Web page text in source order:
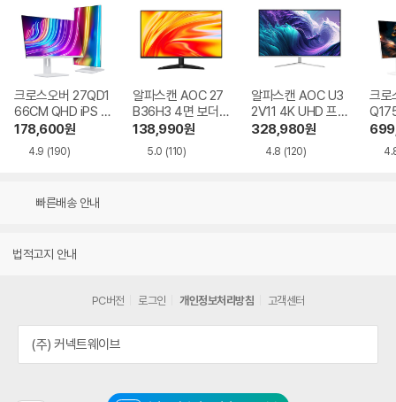
크로스오버 27QD1
66CM QHD iPS U
SB-C 화이트 Ai 멀
티스탠드
178,600원
4.9 (190)
알파스캔 AOC 27
B36H3 4면 보더리
스 IPS 120 시력보
호 무결점
138,990원
5.0 (110)
알파스캔 AOC U3
2V11 4K UHD 프리
싱크 HDR 시력보호
무결점
328,980원
4.8 (120)
크로
Ai
빠른배송 안내
법적고지 안내
PC버전 로그인 개인정보처리방침 고객센터
(주) 커넥트웨이브